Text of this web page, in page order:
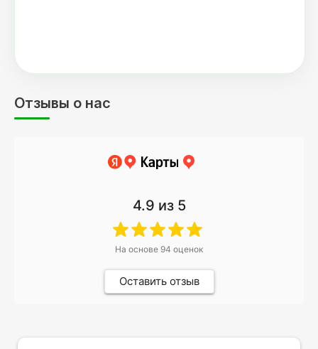
Отзывы о нас
4.9 из 5
На основе 94 оценок
Оставить отзыв